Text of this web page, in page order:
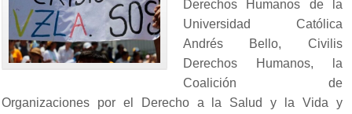
Derechos Humanos de la
Universidad Católica
Andrés Bello, Civilis
Derechos Humanos, la
Coalición de
Organizaciones por el Derecho a la Salud y la Vida y